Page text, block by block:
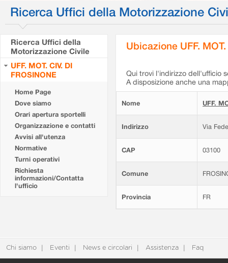
Ricerca Uffici della Motorizzazione
Ricerca Uffici della
Motorizzazione Civile
UFF. MOT. CIV. DI
FROSINONE
Home Page
Dove siamo
Orari apertura sportelli
Organizzazione e contatti
Avvisi all'utenza
Normative
Turni operativi
Richiesta
informazioni/Contatta
l'ufficio
Ubicazione UFF.
Qui trovi l'indirizzo dell'ufficio
A disposizione anche una
Nome UFF.
Indirizzo Via
CAP 03100
Comune
Provincia FR
Chi siamo Eventi News e circolari Assistenza Faq